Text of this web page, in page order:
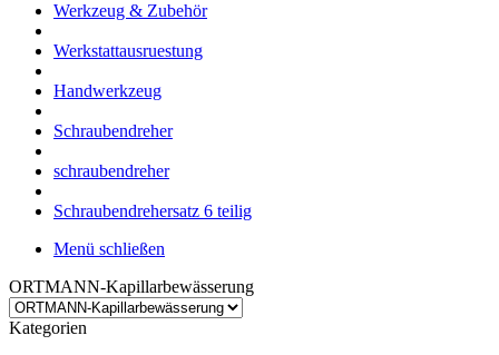
Werkzeug & Zubehör
Werkstattausruestung
Handwerkzeug
Schraubendreher
schraubendreher
Schraubendrehersatz 6 teilig
Menü schließen
ORTMANN-Kapillarbewässerung
Kategorien